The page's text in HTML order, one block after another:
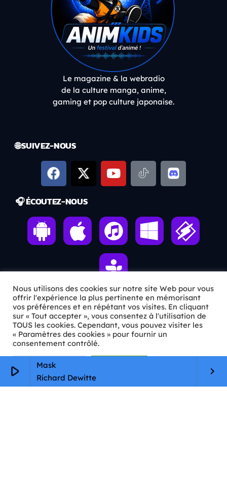
play_arrow
Mask
Richard Dewitte
keyboard_arrow_right
Le magazine & la webradio
de la culture manga, anime,
gaming et pop culture japonaise.
🌐 SUIVEZ-NOUS
🎧 ÉCOUTEZ-NOUS
ℹ️ INFOS PRATIQUES
✉️Contact
🦊Qui sommes-nous ?
📄
Mentions légales
Nous utilisons des cookies sur notre site Web pour vous
offrir l'expérience la plus pertinente en mémorisant
vos préférences et en répétant vos visites. En cliquant
sur « Tout accepter », vous consentez à l'utilisation de
TOUS les cookies. Cependant, vous pouvez visiter les
« Paramètres des cookies » pour fournir un
consentement contrôlé.
Paramètres Cookie